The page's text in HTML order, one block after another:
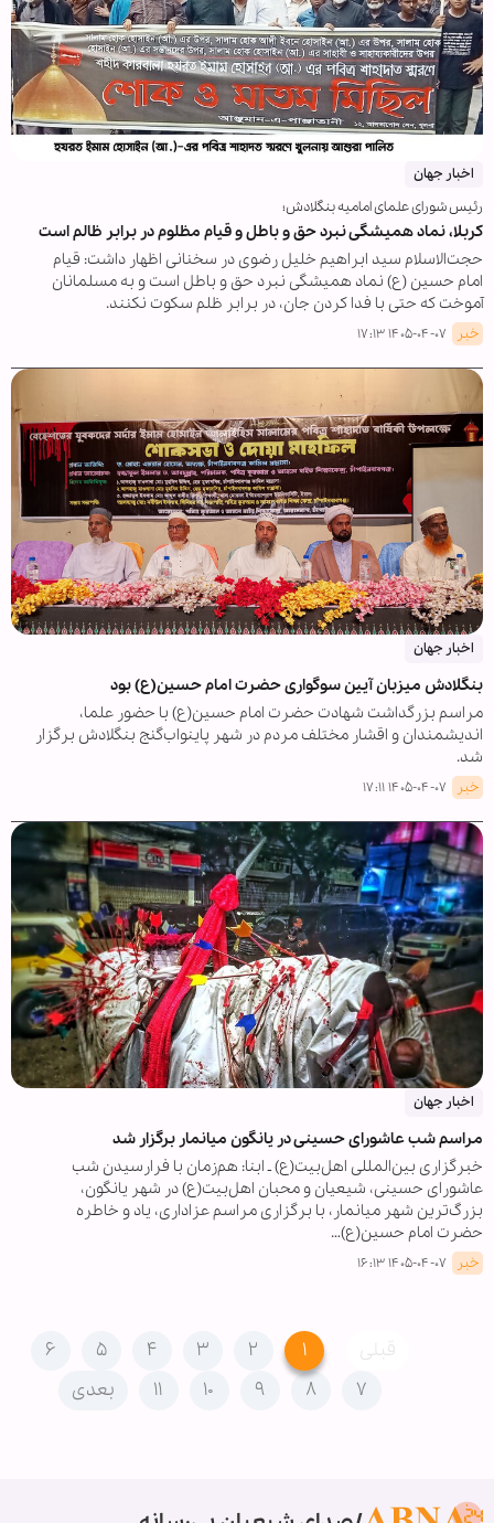
اخبار جهان
رئیس شورای علمای امامیه بنگلادش؛
کربلا، نماد همیشگی نبرد حق و باطل و قیام مظلوم در برابر ظالم است
حجت‌الاسلام سید ابراهیم خلیل رضوی در سخنانی اظهار داشت: قیام
امام حسین (ع) نماد همیشگی نبرد حق و باطل است و به مسلمانان
آموخت که حتی با فدا کردن جان، در برابر ظلم سکوت نکنند.
خبر ۱۴۰۵-۰۴-۰۷ ۱۷:۱۳
اخبار جهان
بنگلادش میزبان آیین سوگواری حضرت امام حسین(ع) بود
مراسم بزرگداشت شهادت حضرت امام حسین(ع) با حضور علما،
اندیشمندان و اقشار مختلف مردم در شهر پاینواب‌گنج بنگلادش برگزار
شد.
خبر ۱۴۰۵-۰۴-۰۷ ۱۷:۱۱
اخبار جهان
مراسم شب عاشورای حسینی در یانگون میانمار برگزار شد
خبرگزاری بین‌المللی اهل‌بیت(ع) ـ ابنا: هم‌زمان با فرارسیدن شب
عاشورای حسینی، شیعیان و محبان اهل‌بیت(ع) در شهر یانگون،
بزرگ‌ترین شهر میانمار، با برگزاری مراسم عزاداری، یاد و خاطره
حضرت امام حسین(ع)…
خبر ۱۴۰۵-۰۴-۰۷ ۱۶:۱۳
قبلی ۱ ۲ ۳ ۴ ۵
۶
۷
۸ ۹ ۱۰ ۱۱ بعدی